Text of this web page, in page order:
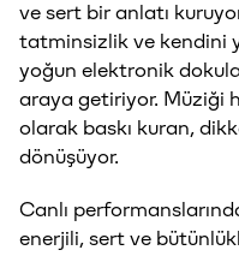
ve sert bir anlatı
tatminsizlik ve kendini
yoğun elektronik
araya getiriyor. Müziği
olarak baskı kuran,
dönüşüyor.
Canlı
enerjili, sert ve